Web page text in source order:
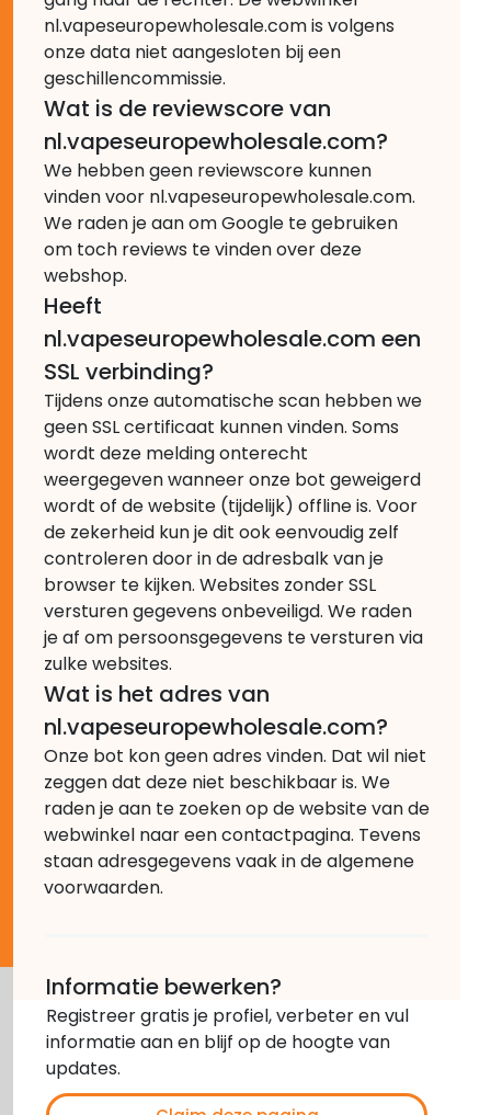
nl.vapeseuropewholesale.com is volgens
onze data niet aangesloten bij een
geschillencommissie.
Wat is de reviewscore van
nl.vapeseuropewholesale.com?
We hebben geen reviewscore kunnen
vinden voor nl.vapeseuropewholesale.com.
We raden je aan om Google te gebruiken
om toch reviews te vinden over deze
webshop.
Heeft
nl.vapeseuropewholesale.com een
SSL verbinding?
Tijdens onze automatische scan hebben we
geen SSL certificaat kunnen vinden. Soms
wordt deze melding onterecht
weergegeven wanneer onze bot geweigerd
wordt of de website (tijdelijk) offline is. Voor
de zekerheid kun je dit ook eenvoudig zelf
controleren door in de adresbalk van je
browser te kijken. Websites zonder SSL
versturen gegevens onbeveiligd. We raden
je af om persoonsgegevens te versturen via
zulke websites.
Wat is het adres van
nl.vapeseuropewholesale.com?
Onze bot kon geen adres vinden. Dat wil niet
zeggen dat deze niet beschikbaar is. We
raden je aan te zoeken op de website van de
webwinkel naar een contactpagina. Tevens
staan adresgegevens vaak in de algemene
voorwaarden.
Informatie bewerken?
Registreer gratis je profiel, verbeter en vul
informatie aan en blijf op de hoogte van
updates.